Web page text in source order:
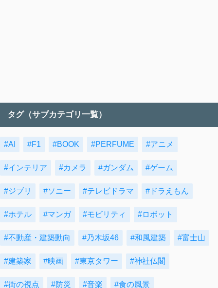
タグ（サブカテゴリ一覧）
#AI #F1 #BOOK #PERFUME #アニメ
#インテリア #カメラ #ガンダム #ゲーム
#ジブリ #ソニー #テレビドラマ #ドラえもん
#ホテル #マンガ #モビリティ #ロボット
#不動産・建築動向 #乃木坂46 #和風建築 #富士山
#建築家 #映画 #東京タワー #神社仏閣
#街の視点 #防災 #音楽 #食の風景